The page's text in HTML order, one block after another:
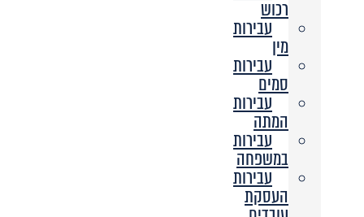
רכוש
עבירות
מין
עבירות
סמים
עבירות
המתה
עבירות
במשפחה
עבירות
העסקת